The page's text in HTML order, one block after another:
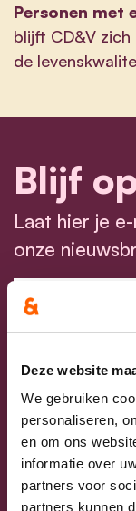
Deze website
We gebruiken
personaliseren,
en om ons
informatie over
partners voor
partners kunnen
Personen met
blijft CD&V
de
Blijf
Laat hier je
onze
E-mailadres
Ja, ik
Klik hierom de